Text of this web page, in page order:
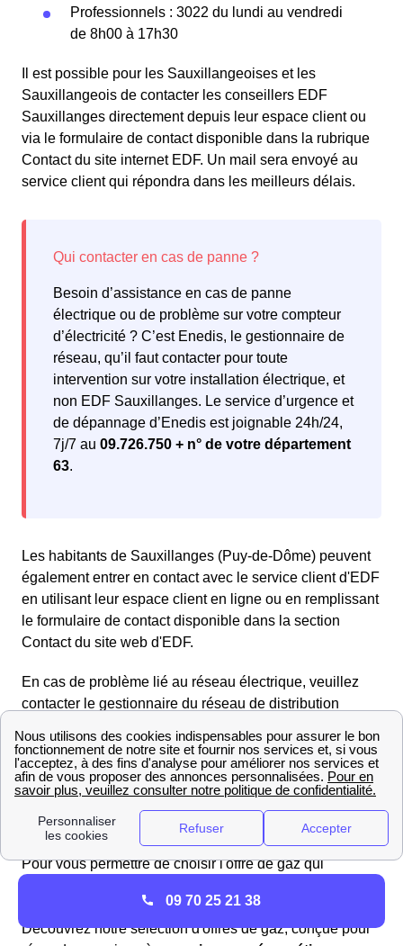
Professionnels : 3022 du lundi au vendredi
de 8h00 à 17h30
Il est possible pour les Sauxillangeoises et les
Sauxillangeois de contacter les conseillers EDF
Sauxillanges directement depuis leur espace client ou
via le formulaire de contact disponible dans la rubrique
Contact du site internet EDF. Un mail sera envoyé au
service client qui répondra dans les meilleurs délais.
Besoin d’assistance en cas de panne
électrique ou de problème sur votre compteur
d’électricité ? C’est Enedis, le gestionnaire de
réseau, qu’il faut contacter pour toute
intervention sur votre installation électrique, et
non EDF Sauxillanges. Le service d’urgence et
de dépannage d’Enedis est joignable 24h/24,
7j/7 au 09.726.750 + n° de votre département
63.
Les habitants de Sauxillanges (Puy-de-Dôme) peuvent
également entrer en contact avec le service client d'EDF
en utilisant leur espace client en ligne ou en remplissant
le formulaire de contact disponible dans la section
Contact du site web d'EDF.
En cas de problème lié au réseau électrique, veuillez
contacter le gestionnaire du réseau de distribution
d'urgence pour le dépannage :09.726.750 + n° de votre
département 63. Enedis se chargera rapidement de
toute interruption de courant ou panne d'électricité.
Trouvez les meilleurs fournisseurs de gaz en 2025 à
Sauxillanges
Pour vous permettre de choisir l'offre de gaz qui
comparer les différentes propositions disponibles.
Découvrez notre sélection d'offres de gaz, conçue pour
09 70 25 21 38